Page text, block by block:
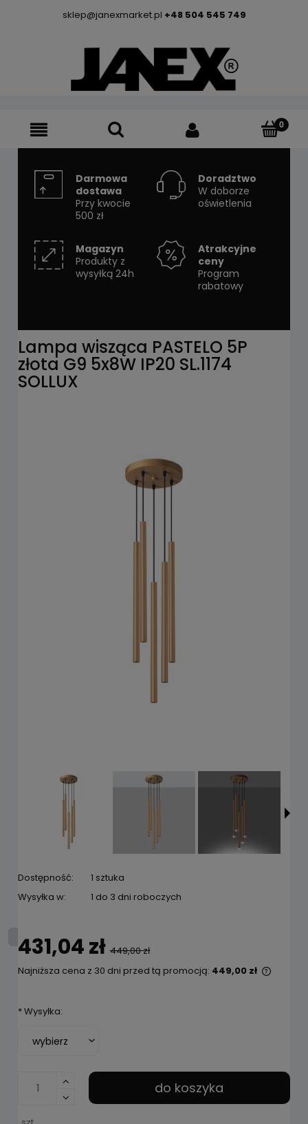
sklep@janexmarket.pl +48 504 545 749
Darmowa
dostawa
Przy kwocie
500 zł
Doradztwo
W doborze
oświetlenia
Magazyn
Produkty z
wysyłką 24h
Atrakcyjne
ceny
Program
rabatowy
Lampa wisząca PASTELO 5P
złota G9 5x8W IP20 SL.1174
SOLLUX
Dostępność:
1 sztuka
Wysyłka w:
1 do 3 dni roboczych
431,04 zł 449,00 zł
Najniższa cena z 30 dni przed tą promocją: 449,00 zł
*Wysyłka:
do koszyka